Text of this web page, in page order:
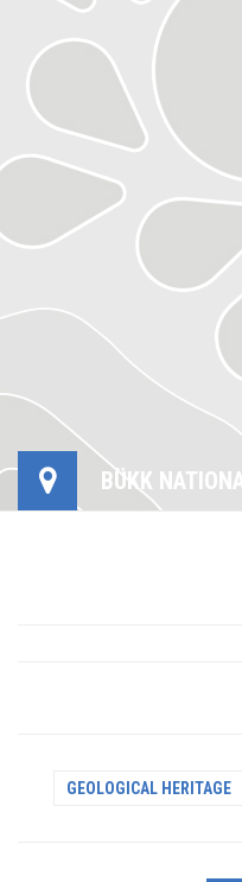
BÜKK
GEOLOGICAL HERITAGE